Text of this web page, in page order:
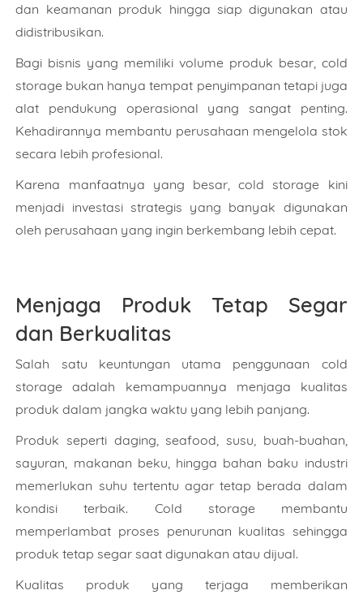
dan keamanan produk hingga siap digunakan atau
didistribusikan.
Bagi bisnis yang memiliki volume produk besar, cold
storage bukan hanya tempat penyimpanan tetapi juga
alat pendukung operasional yang sangat penting.
Kehadirannya membantu perusahaan mengelola stok
secara lebih profesional.
Karena manfaatnya yang besar, cold storage kini
menjadi investasi strategis yang banyak digunakan
oleh perusahaan yang ingin berkembang lebih cepat.
Menjaga Produk Tetap Segar
dan Berkualitas
Salah satu keuntungan utama penggunaan cold
storage adalah kemampuannya menjaga kualitas
produk dalam jangka waktu yang lebih panjang.
Produk seperti daging, seafood, susu, buah-buahan,
sayuran, makanan beku, hingga bahan baku industri
memerlukan suhu tertentu agar tetap berada dalam
kondisi terbaik. Cold storage membantu
memperlambat proses penurunan kualitas sehingga
produk tetap segar saat digunakan atau dijual.
Kualitas produk yang terjaga memberikan